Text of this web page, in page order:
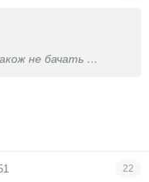
не бачать
22